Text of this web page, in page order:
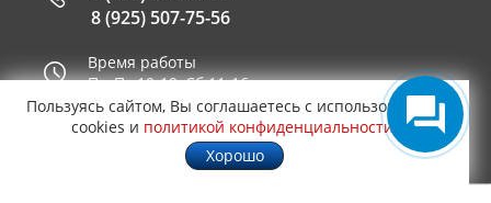
8 (925) 507-75-56
Время работы
Пн-Пт 10-19, Сб 11-16
Принимаем к оплате
Пользуясь сайтом, Вы соглашаетесь с использованием
cookies и политикой конфиденциальности
Хорошо